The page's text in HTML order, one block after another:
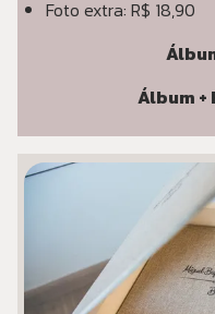
Foto extra: R$ 18,90
Álbum +